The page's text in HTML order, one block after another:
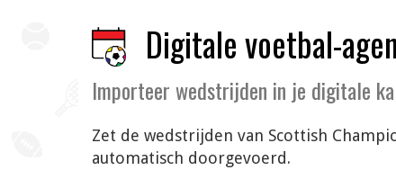
Digitale voetbal-
Importeer wedstrijden in je digitale
Zet de wedstrijden van Scottish
automatisch doorgevoerd.